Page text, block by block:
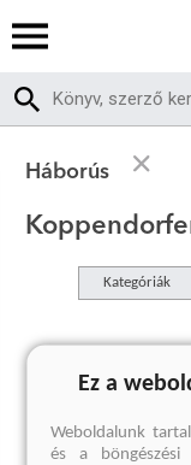
Háborús
Kategóriák
A
Ez a
Weboldalunk
és a böngészési